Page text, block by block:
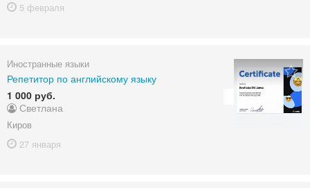
5 февраля
Иностранные языки
Репетитор по английскому языку
1 000 руб.
Светлана
Киров
27 января